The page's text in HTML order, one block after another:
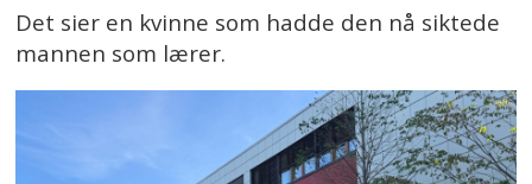
Det sier en kvinne som hadde den nå siktede
mannen som lærer.